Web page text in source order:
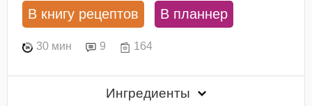
В книгу рецептов В планнер
30 мин 9 164
Ингредиенты